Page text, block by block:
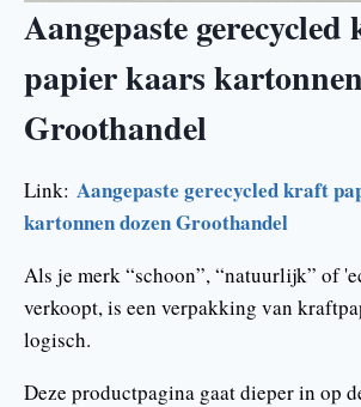
Aangepaste
papier kaars
Groothandel
Link: Aangepaste gerecycled kraft
kartonnen dozen Groothandel
Als je merk “schoon”, “natuurlijk” of
verkoopt, is een verpakking van
logisch.
Deze productpagina gaat dieper in op